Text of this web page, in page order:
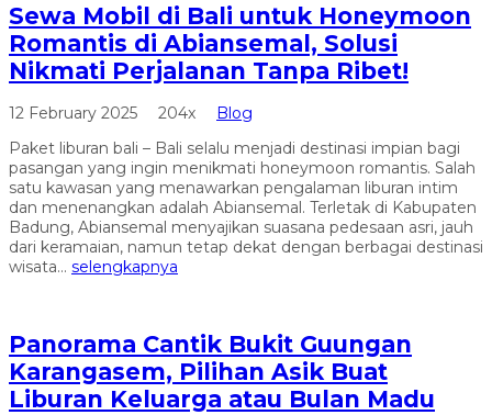
Sewa Mobil di Bali untuk Honeymoon
Romantis di Abiansemal, Solusi
Nikmati Perjalanan Tanpa Ribet!
12 February 2025 204x
Blog
Paket liburan bali – Bali selalu menjadi destinasi impian bagi
pasangan yang ingin menikmati honeymoon romantis. Salah
satu kawasan yang menawarkan pengalaman liburan intim
dan menenangkan adalah Abiansemal. Terletak di Kabupaten
Badung, Abiansemal menyajikan suasana pedesaan asri, jauh
dari keramaian, namun tetap dekat dengan berbagai destinasi
wisata... selengkapnya
Panorama Cantik Bukit Guungan
Karangasem, Pilihan Asik Buat
Liburan Keluarga atau Bulan Madu